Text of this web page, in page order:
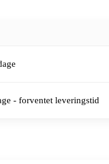
- forventet leveringstid